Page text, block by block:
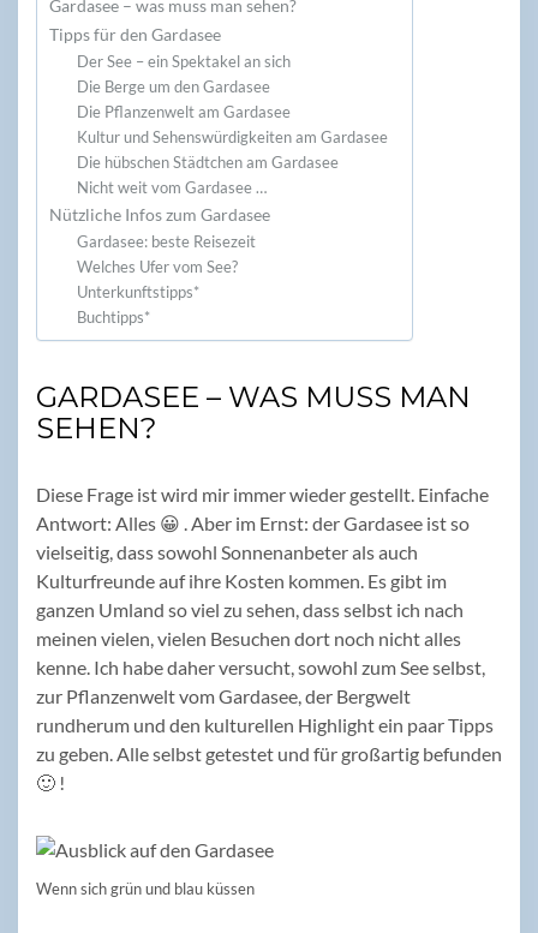
Gardasee – was muss man sehen?
Tipps für den Gardasee
Der See – ein Spektakel an sich
Die Berge um den Gardasee
Die Pflanzenwelt am Gardasee
Kultur und Sehenswürdigkeiten am Gardasee
Die hübschen Städtchen am Gardasee
Nicht weit vom Gardasee …
Nützliche Infos zum Gardasee
Gardasee: beste Reisezeit
Welches Ufer vom See?
Unterkunftstipps*
Buchtipps*
GARDASEE – WAS MUSS MAN
SEHEN?
Diese Frage ist wird mir immer wieder gestellt. Einfache
Antwort: Alles 😀 . Aber im Ernst: der Gardasee ist so
vielseitig, dass sowohl Sonnenanbeter als auch
Kulturfreunde auf ihre Kosten kommen. Es gibt im
ganzen Umland so viel zu sehen, dass selbst ich nach
meinen vielen, vielen Besuchen dort noch nicht alles
kenne. Ich habe daher versucht, sowohl zum See selbst,
zur Pflanzenwelt vom Gardasee, der Bergwelt
rundherum und den kulturellen Highlight ein paar Tipps
zu geben. Alle selbst getestet und für großartig befunden
🙂 !
Wenn sich grün und blau küssen